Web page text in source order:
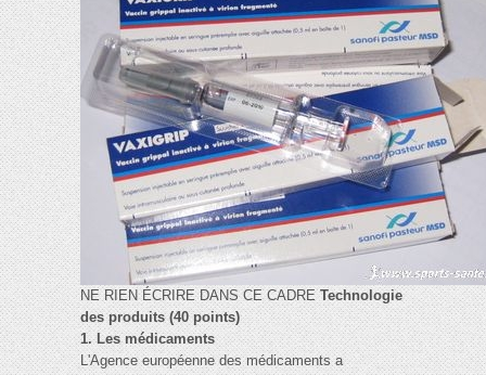
NE RIEN ÉCRIRE DANS CE CADRETechnologie
des produits (40 points)
1. Les médicaments
L'Agence européenne des médicaments a